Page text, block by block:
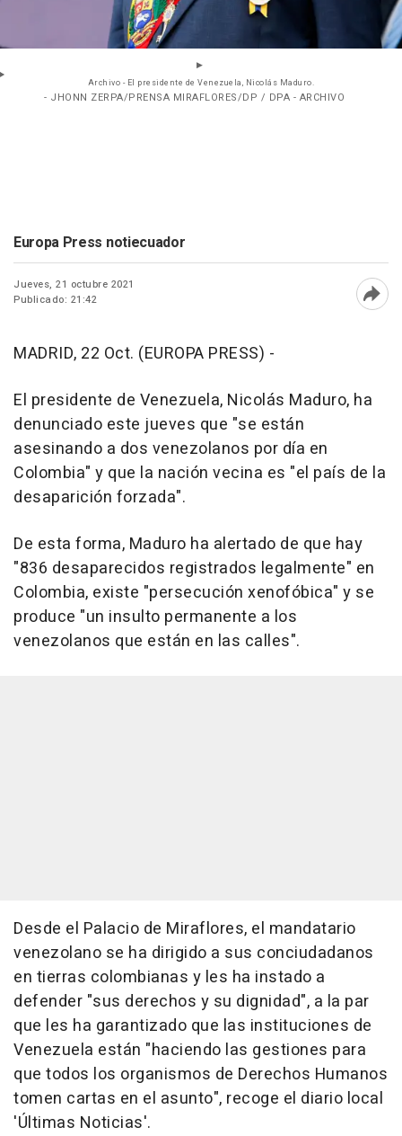
Archivo - El presidente de Venezuela, Nicolás Maduro.
- JHONN ZERPA/PRENSA MIRAFLORES/DP / DPA - ARCHIVO
Europa Press notiecuador
Jueves, 21 octubre 2021
Publicado: 21:42
MADRID, 22 Oct. (EUROPA PRESS) -
El presidente de Venezuela, Nicolás Maduro, ha
denunciado este jueves que "se están
asesinando a dos venezolanos por día en
Colombia" y que la nación vecina es "el país de la
desaparición forzada".
De esta forma, Maduro ha alertado de que hay
"836 desaparecidos registrados legalmente" en
Colombia, existe "persecución xenofóbica" y se
produce "un insulto permanente a los
venezolanos que están en las calles".
Desde el Palacio de Miraflores, el mandatario
venezolano se ha dirigido a sus conciudadanos
en tierras colombianas y les ha instado a
defender "sus derechos y su dignidad", a la par
que les ha garantizado que las instituciones de
Venezuela están "haciendo las gestiones para
que todos los organismos de Derechos Humanos
tomen cartas en el asunto", recoge el diario local
'Últimas Noticias'.